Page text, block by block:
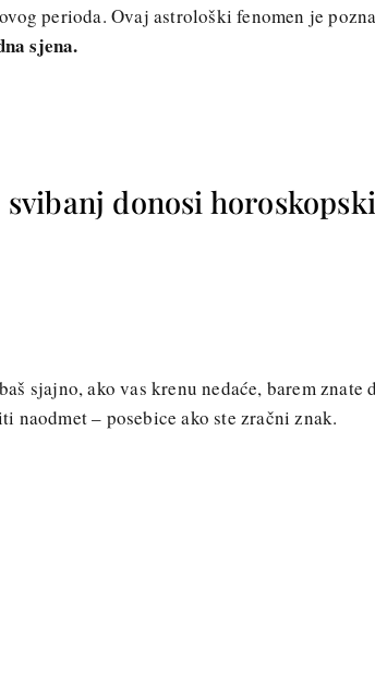
perioda. Ovaj astrološki fenomen je
sjena.
svibanj donosi
sjajno, ako vas krenu nedaće, barem
naodmet – posebice ako ste zračni znak.